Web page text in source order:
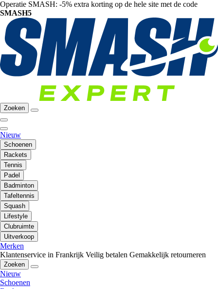
Operatie SMASH: -5% extra korting op de hele site met de code
SMASH5
Zoeken
Nieuw
Schoenen
Rackets
Tennis
Padel
Badminton
Tafeltennis
Squash
Lifestyle
Clubruimte
Uitverkoop
Merken
Klantenservice in Frankrijk Veilig betalen Gemakkelijk retourneren
Zoeken
Nieuw
Schoenen